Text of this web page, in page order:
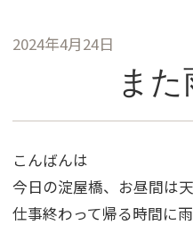
2024年4月24日
また
こんばんは
今日の淀屋橋、お昼間は
仕事終わって帰る時間に